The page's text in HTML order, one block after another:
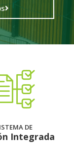
DE
Integrada